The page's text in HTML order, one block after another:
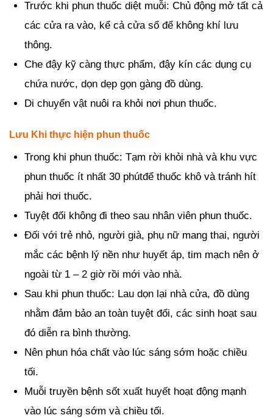
Trước khi phun thuốc diệt muỗi: Chủ động mở tất cả
các cửa ra vào, kể cả cửa sổ để không khí lưu
thông.
Che đậy kỹ càng thực phẩm, đậy kín các dụng cụ
chứa nước, dọn dẹp gọn gàng đồ dùng.
Di chuyển vật nuôi ra khỏi nơi phun thuốc.
Lưu Khi thực hiện phun thuốc
Trong khi phun thuốc: Tạm rời khỏi nhà và khu vực
phun thuốc ít nhất 30 phútđể thuốc khô và tránh hít
phải hơi thuốc.
Tuyệt đối không đi theo sau nhân viên phun thuốc.
Đối với trẻ nhỏ, người già, phụ nữ mang thai, người
mắc các bệnh lý nền như huyết áp, tim mạch nên ở
ngoài từ 1 – 2 giờ rồi mới vào nhà.
Sau khi phun thuốc: Lau dọn lại nhà cửa, đồ dùng
nhằm đảm bảo an toàn tuyệt đối, các sinh hoạt sau
đó diễn ra bình thường.
Nên phun hóa chất vào lúc sáng sớm hoặc chiều
tối.
Muỗi truyền bệnh sốt xuất huyết hoạt động mạnh
vào lúc sáng sớm và chiều tối.